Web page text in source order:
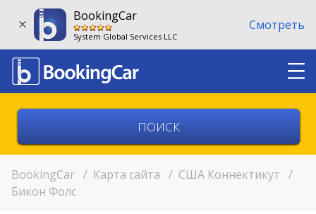
BookingCar
System Global Services LLC
Смотреть
Выберите город
BookingCar / Карта сайта / США Коннектикут /
Бикон Фолс